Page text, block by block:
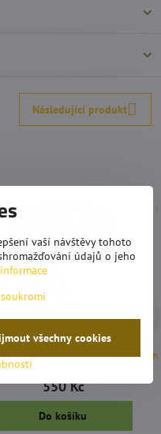
Následující produkt
Vědro nerezové 18 l
550 Kč
Do košíku
vaší návštěvy tohoto
údajů o jeho
všechny cookies